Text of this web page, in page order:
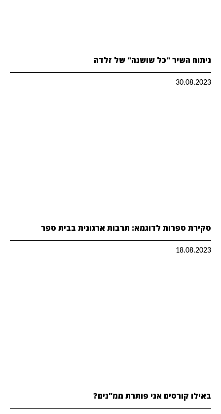
ניתוח השיר "כל שושנה" של זלדה
30.08.2023
סקירת ספרות לדוגמא: תרבות ארגונית בבית ספר
18.08.2023
באילו קורסים אני פותרת ממ"נים?